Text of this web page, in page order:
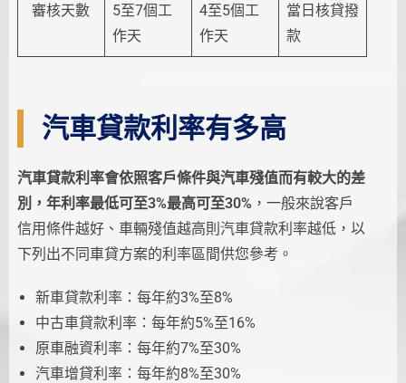
審核天數
5至7個工
作天
4至5個工
作天
當日核貸撥
款
汽車貸款利率有多高
汽車貸款利率會依照客戶條件與汽車殘值而有較大的差
別，年利率最低可至3%最高可至30% ，一般來說客戶
信用條件越好、車輛殘值越高則汽車貸款利率越低，以
下列出不同車貸方案的利率區間供您參考。
新車貸款利率：每年約3%至8%
中古車貸款利率：每年約5%至16%
原車融資利率：每年約7%至30%
汽車增貸利率：每年約8%至30%